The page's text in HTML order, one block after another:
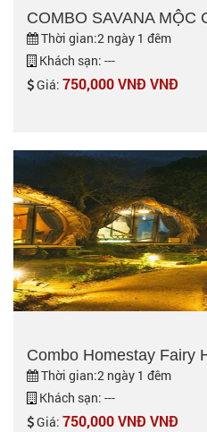
COMBO SAVANA MỘC
Thời gian:2 ngày 1 đêm
Khách sạn: ---
Giá: 750,000 VNĐ VNĐ
Combo Homestay Fairy
Thời gian:2 ngày 1 đêm
Khách sạn: ---
Giá: 750,000 VNĐ VNĐ